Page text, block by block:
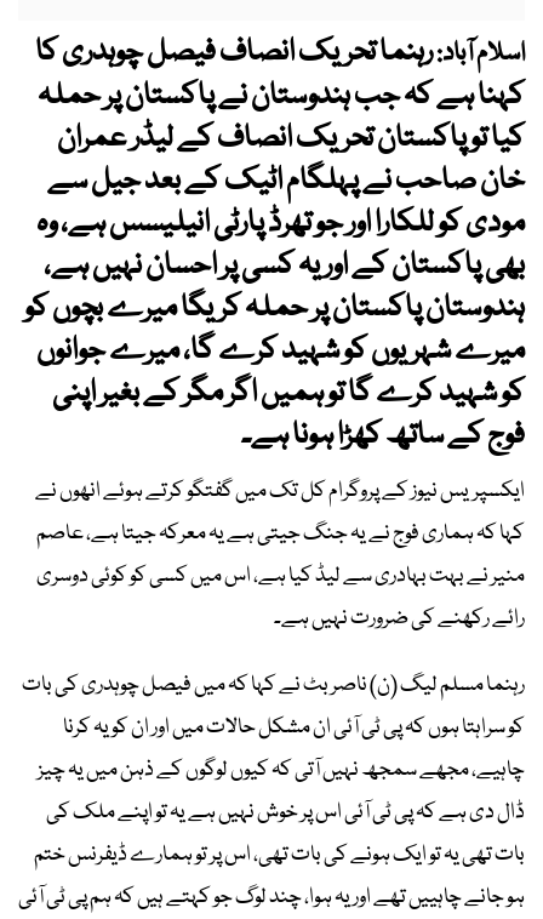
اسلام آباد:رہنما تحریک انصاف فیصل چوہدری کا
کہنا ہے کہ جب ہندوستان نے پاکستان پر حملہ
کیا تو پاکستان تحریک انصاف کے لیڈر عمران
خان صاحب نے پہلگام اٹیک کے بعد جیل سے
مودی کو للکارا اور جو تھرڈ پارٹی انیلیسس ہے، وہ
بھی پاکستان کے اور یہ کسی پر احسان نہیں ہے،
ہندوستان پاکستان پر حملہ کریگا میرے بچوں کو
میرے شہریوں کو شہید کرے گا، میرے جوانوں
کو شہید کرے گا تو ہمیں اگر مگر کے بغیر اپنی
فوج کے ساتھ کھڑا ہونا ہے۔
ایکسپریس نیوز کے پروگرام کل تک میں گفتگو کرتے ہوئے انھوں نے
کہا کہ ہماری فوج نے یہ جنگ جیتی ہے یہ معرکہ جیتا ہے، عاصم
منیر نے بہت بہادری سے لیڈ کیا ہے، اس میں کسی کو کوئی دوسری
رائے رکھنے کی ضرورت نہیں ہے۔
رہنما مسلم لیگ (ن) ناصر بٹ نے کہا کہ میں فیصل چوہدری کی بات
کو سراہتا ہوں کہ پی ٹی آئی ان مشکل حالات میں اور ان کو یہ کرنا
چاہیے، مجھے سمجھ نہیں آتی کہ کیوں لوگوں کے ذہن میں یہ چیز
ڈال دی ہے کہ پی ٹی آئی اس پر خوش نہیں ہے یہ تو اپنے ملک کی
بات تھی یہ تو ایک ہونے کی بات تھی، اس پر تو ہمارے ڈیفرنس ختم
ہو جانے چاہییں تھے اور یہ ہوا، چند لوگ جو کہتے ہیں کہ ہم پی ٹی آئی